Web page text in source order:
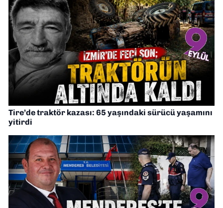
Tire’de traktör kazası: 65 yaşındaki sürücü yaşamını
yitirdi